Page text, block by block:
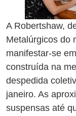
A Robertshaw,
Metalúrgicos do
manifestar-se
construída na
despedida
janeiro. As
suspensas até